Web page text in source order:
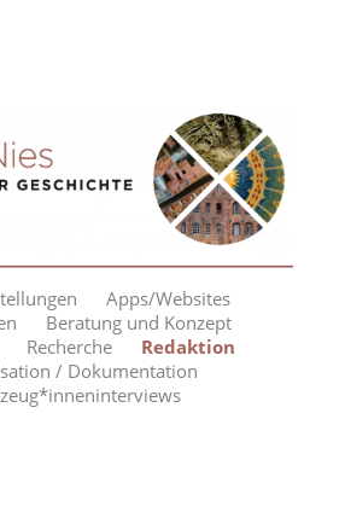
Apps/Websites
Beratung und Konzept
Recherche
Redaktion
/ Dokumentation